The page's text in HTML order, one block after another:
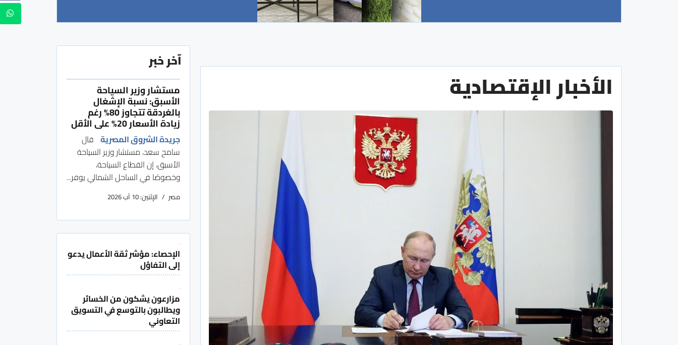
الأخبار الإقتصادية
آخر خبر
مستشار وزير السياحة
الأسبق: نسبة الإشغال
بالغردقة تتجاوز 80% رغم
زيادة الأسعار 20% على الأقل
جريدة الشروق المصرية قال
سامح سعد، مستشار وزير السياحة
الأسبق، إن القطاع السياحة،
وخصوصًا في الساحل الشمالي يوفر...
مصر الإثنين: 10 آب 2026
الإحصاء: مؤشر ثقة الأعمال يدعو
إلى التفاؤل
مزارعون يشكون من الخسائر
ويطالبون بالتوسع في التسويق
التعاوني